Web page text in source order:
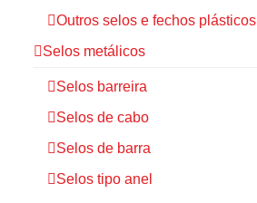
Outros selos e fechos plásticos
Selos metálicos
Selos barreira
Selos de cabo
Selos de barra
Selos tipo anel